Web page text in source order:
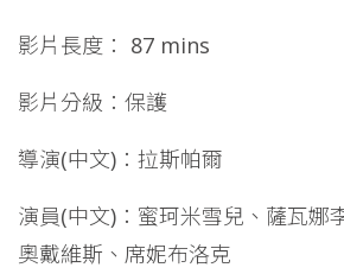
影片長度： 87 mins
影片分級：保護
導演(中文)：拉斯帕爾
演員(中文)：蜜珂米雪兒、薩瓦娜
奧戴維斯、席妮布洛克